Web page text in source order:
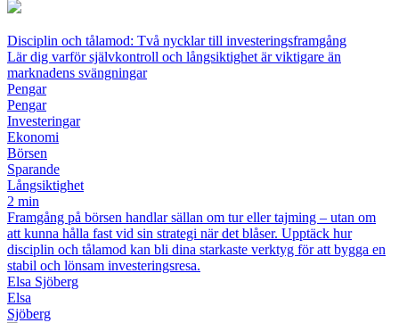
Disciplin och tålamod: Två nycklar till investeringsframgång
Lär dig varför självkontroll och långsiktighet är viktigare än
marknadens svängningar
Pengar
Pengar
Investeringar
Ekonomi
Börsen
Sparande
Långsiktighet
2 min
Framgång på börsen handlar sällan om tur eller tajming – utan om
att kunna hålla fast vid sin strategi när det blåser. Upptäck hur
disciplin och tålamod kan bli dina starkaste verktyg för att bygga en
stabil och lönsam investeringsresa.
Elsa Sjöberg
Elsa
Sjöberg